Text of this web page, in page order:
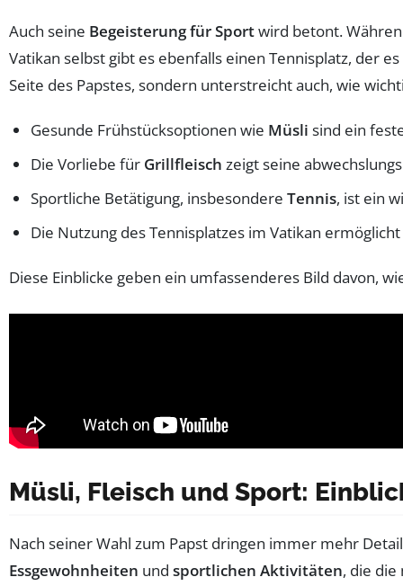
Auch seine Begeisterung für Sportwird betont.
Vatikan selbst gibt es ebenfalls einen Tennisplatz, der
Seite des Papstes, sondern unterstreicht auch, wie
Gesunde Frühstücksoptionen wie Müsli sind ein
Die Vorliebe für Grillfleisch zeigt seine
Sportliche Betätigung, insbesondere Tennis, ist ein
Die Nutzung des Tennisplatzes im Vatikan
Diese Einblicke geben ein umfassenderes Bild davon,
Müsli, Fleisch und Sport:
Nach seiner Wahl zum Papst dringen immer mehr
Essgewohnheiten und sportlichen Aktivitäten, die